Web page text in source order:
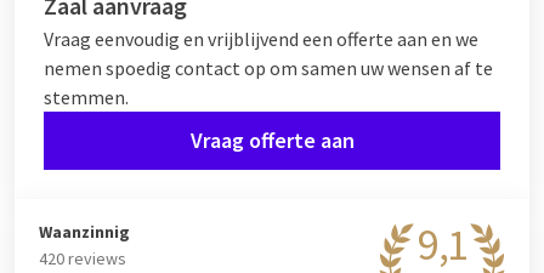
Vraag eenvoudig en vrijblijvend een offerte aan en we
nemen spoedig contact op om samen uw wensen af te
stemmen.
Vraag offerte aan
9,1
Waanzinnig
420 reviews